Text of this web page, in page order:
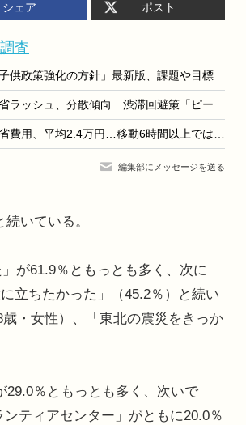
シェア ポスト
査
東京都「子供政策強化の方針」最新版、課題や目標値など
お盆の帰省ラッシュ、分散傾向…渋滞回避策「ピーク日を避けて移動」40.6%
お盆の帰省費用、平均2.4万円…移動6時間以上では6.6万円に
編集部にメッセージを送る
いている。
が61.9％ともっとも多く、次に
立ちたかった」（45.2％）と続い
・女性）、「東北の震災をきっか
％ともっとも多く、次いで
ティアセンター」がともに20.0％